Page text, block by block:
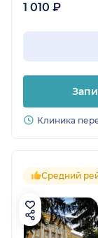
1 010 ₽
Клиника
Средний